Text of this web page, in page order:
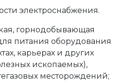
электроснабжения.
горнодобывающая
питания оборудования
карьерах и других
ископаемых),
месторождений;